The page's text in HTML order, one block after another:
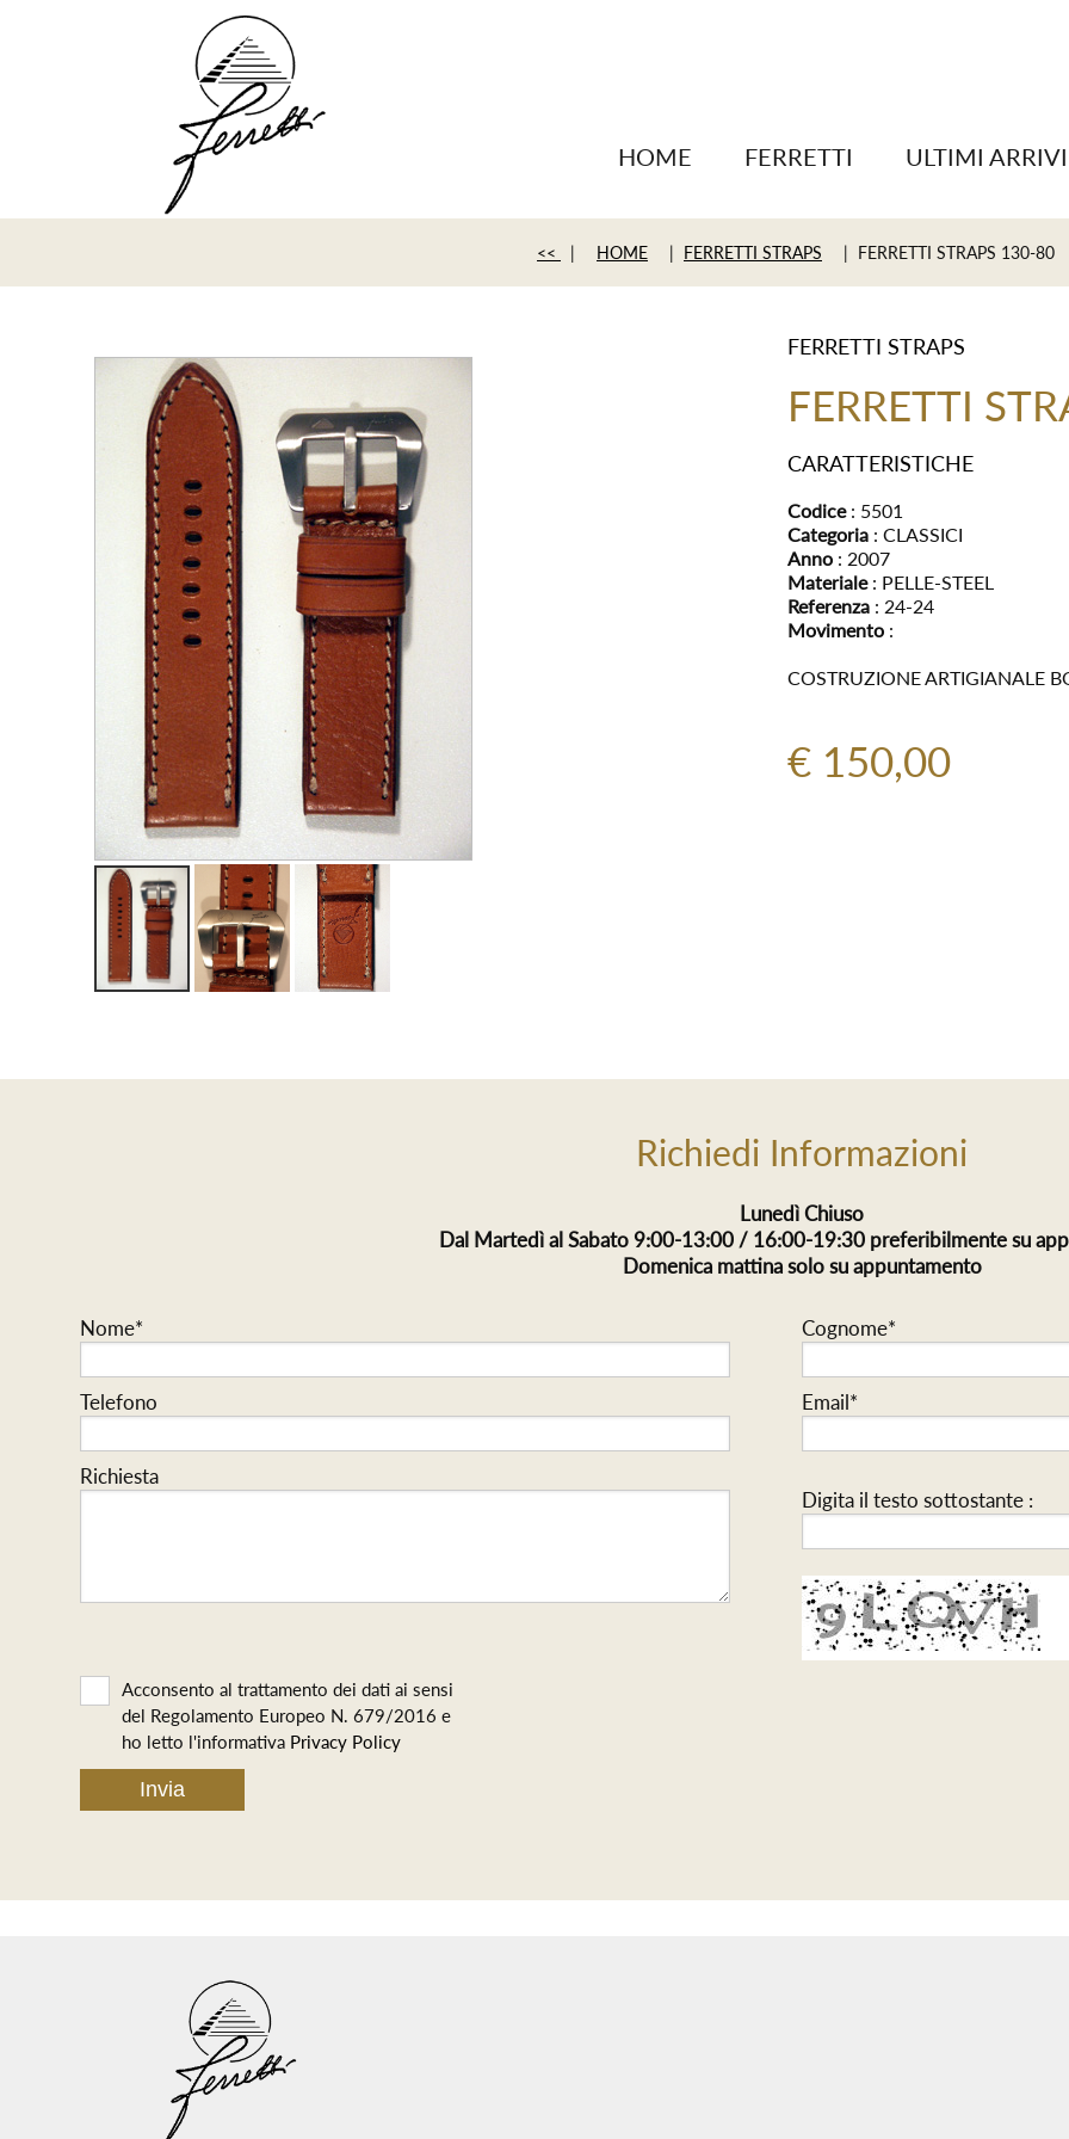
HOME FERRETTI ULTIMI ARRIVI
<< | HOME | FERRETTI STRAPS | FERRETTI STRAPS 130-80
FERRETTI STRAPS
FERRETTI
CARATTERISTICHE
Codice: 5501
Categoria: CLASSICI
Anno: 2007
Materiale: PELLE-STEEL
Referenza: 24-24
Movimento:
COSTRUZIONE ARTIGIANALE
€ 150,00
Richiedi Informazioni
Lunedì Chiuso
Dal Martedì al Sabato 9:00-13:00 / 16:00-19:30 preferibilmente su
Domenica mattina solo su appuntamento
Nome* Cognome*
Telefono Email*
Richiesta
Digita il testo sottostante :
Acconsento al trattamento dei dati ai sensi
del Regolamento Europeo N. 679/2016 e
ho letto l'informativa Privacy Policy